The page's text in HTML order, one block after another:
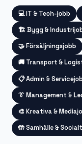
💻IT & Tech-jobb
🏗️ Bygg &
🤝Försäljningsjobb
🚚 Transport &
📋Admin &
👔 Management &
🎨 Kreativa &
🤲Samhälle &